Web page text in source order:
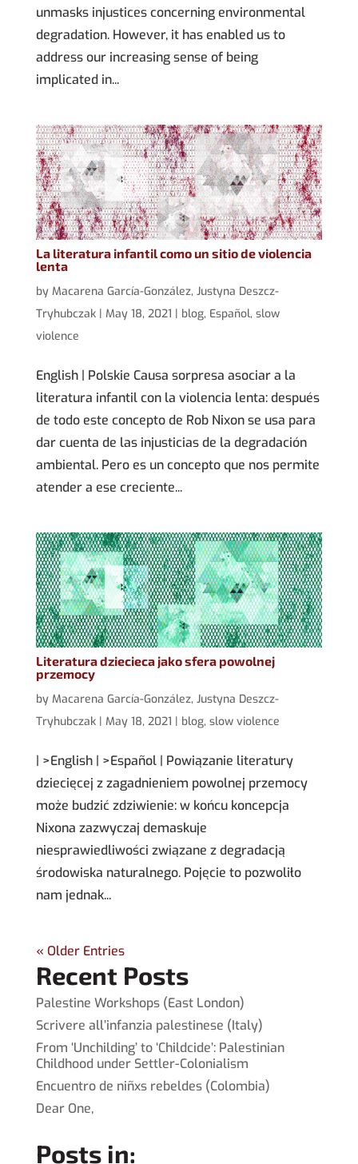
unmasks injustices concerning environmental
degradation. However, it has enabled us to
address our increasing sense of being
implicated in...
La literatura infantil como un sitio de violencia
lenta
by Macarena García-González, Justyna Deszcz-
Tryhubczak| May 18, 2021 | blog, Español, slow
violence
English | Polskie Causa sorpresa asociar a la
literatura infantil con la violencia lenta: después
de todo este concepto de Rob Nixon se usa para
dar cuenta de las injusticias de la degradación
ambiental. Pero es un concepto que nos permite
atender a ese creciente...
Literatura dziecieca jako sfera powolnej
przemocy
by Macarena García-González, Justyna Deszcz-
Tryhubczak| May 18, 2021 | blog, slow violence
| >English | >Español | Powiązanie literatury
dziecięcej z zagadnieniem powolnej przemocy
może budzić zdziwienie: w końcu koncepcja
Nixona zazwyczaj demaskuje
niesprawiedliwości związane z degradacją
środowiska naturalnego. Pojęcie to pozwoliło
nam jednak...
« Older Entries
Recent Posts
Palestine Workshops (East London)
Scrivere all’infanzia palestinese (Italy)
From ‘Unchilding’ to ‘Childcide’: Palestinian
Childhood under Settler-Colonialism
Encuentro de niñxs rebeldes (Colombia)
Dear One,
Posts in: